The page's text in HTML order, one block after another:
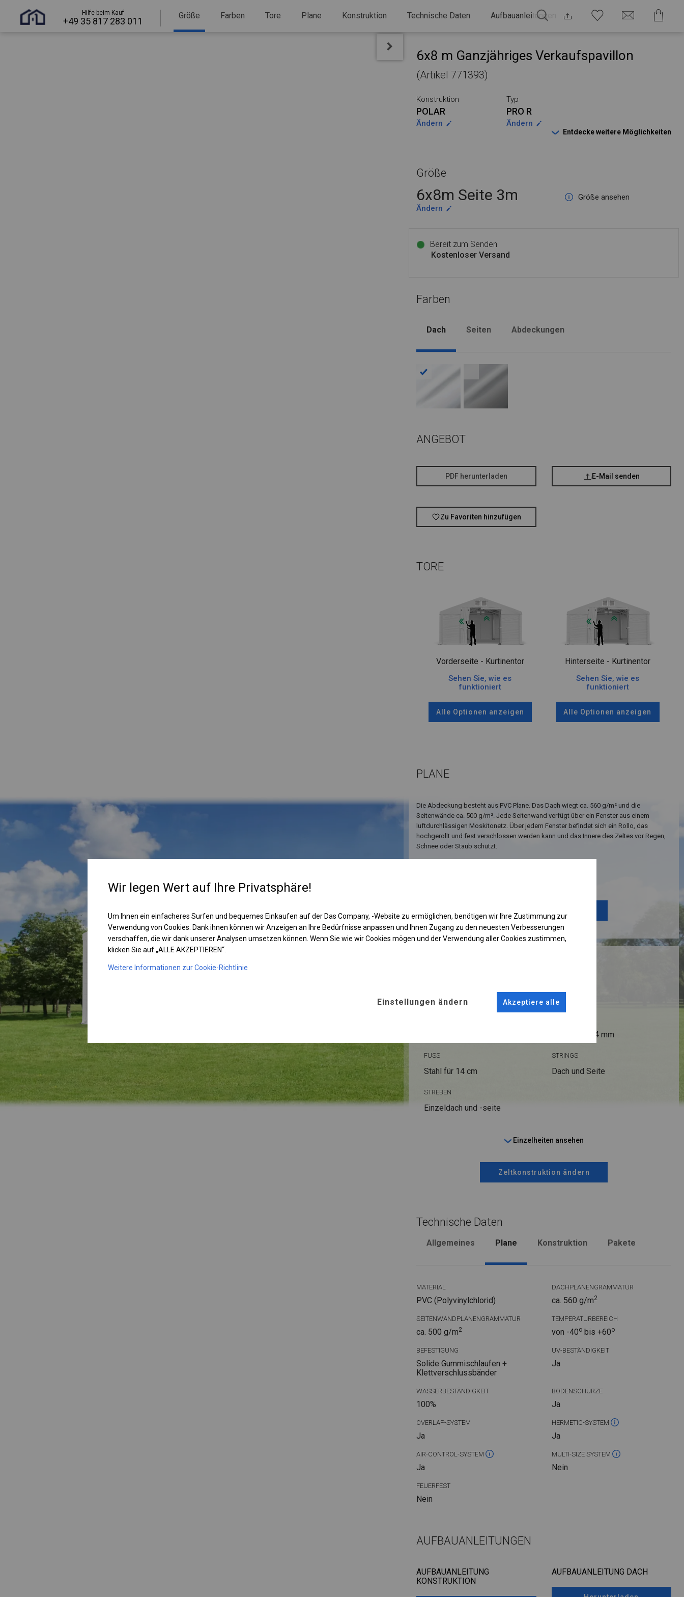
Hilfe beim Kauf
+49 35 817 283 011
Größe Farben Tore Plane Konstruktion Technische Daten Aufbauanleitungen
6x8 m Ganzjähriges Verkaufspavillon
(Artikel 771393)
Konstruktion
POLAR
Ändern
Typ
PRO R
Ändern
Entdecke weitere Möglichkeiten
Größe
6x8m Seite 3m
Größe ansehen
Ändern
Bereit zum Senden
Kostenloser Versand
Farben
Dach Seiten Abdeckungen
ANGEBOT
PDF herunterladen E-Mail senden
Zu Favoriten hinzufügen
TORE
Vorderseite - Kurtinentor
Sehen Sie, wie es
funktioniert
Alle Optionen anzeigen
Hinterseite - Kurtinentor
Sehen Sie, wie es
funktioniert
Alle Optionen anzeigen
PLANE
Die Abdeckung besteht aus PVC Plane. Das Dach wiegt ca. 560 g/m² und die
Seitenwände ca. 500 g/m². Jede Seitenwand verfügt über ein Fenster aus einem
luftdurchlässigen Moskitonetz. Über jedem Fenster befindet sich ein Rollo, das
hochgerollt und fest verschlossen werden kann und das Innere des Zeltes vor Regen,
Schnee oder Staub schützt.
fi 54 mm
FUSS
Stahl für 14 cm
STRINGS
Dach und Seite
STREBEN
Einzeldach und -seite
Einzelheiten ansehen
Zeltkonstruktion ändern
Technische Daten
Allgemeines Plane Konstruktion Pakete
MATERIAL
PVC (Polyvinylchlorid)
DACHPLANENGRAMMATUR
ca. 560 g/m2
SEITENWANDPLANENGRAMMATUR
ca. 500 g/m2
TEMPERATURBEREICH
von -40obis +60o
BEFESTIGUNG
Solide Gummischlaufen +
Klettverschlussbänder
UV-BESTÄNDIGKEIT
Ja
WASSERBESTÄNDIGKEIT
100%
BODENSCHÜRZE
Ja
OVERLAP-SYSTEM
Ja
HERMETIC-SYSTEM
Ja
AIR-CONTROL-SYSTEM
Ja
MULTI-SIZE SYSTEM
Nein
FEUERFEST
Nein
AUFBAUANLEITUNGEN
AUFBAUANLEITUNG
KONSTRUKTION
AUFBAUANLEITUNG DACH
Wir legen Wert auf Ihre Privatsphäre!
Um Ihnen ein einfacheres Surfen und bequemes Einkaufen auf der Das Company, -Website zu ermöglichen, benötigen wir Ihre Zustimmung zur
Verwendung von Cookies. Dank ihnen können wir Anzeigen an Ihre Bedürfnisse anpassen und Ihnen Zugang zu den neuesten Verbesserungen
verschaffen, die wir dank unserer Analysen umsetzen können. Wenn Sie wie wir Cookies mögen und der Verwendung aller Cookies zustimmen,
klicken Sie auf „ALLE AKZEPTIEREN“.
Weitere Informationen zur Cookie-Richtlinie
Einstellungen ändern Akzeptiere alle